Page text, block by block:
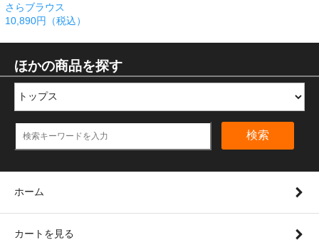
さらブラウス
10,890円（税込）
ほかの商品を探す
検索
ホーム
カートを見る